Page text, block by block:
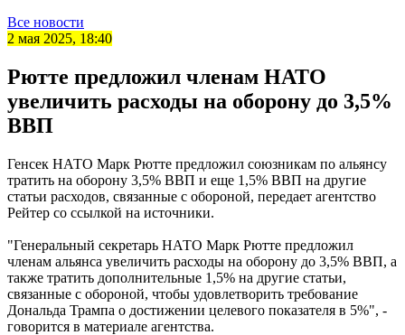
Все новости
2 мая 2025, 18:40
Рютте предложил членам НАТО
увеличить расходы на оборону до 3,5%
ВВП
Генсек НАТО Марк Рютте предложил союзникам по альянсу
тратить на оборону 3,5% ВВП и еще 1,5% ВВП на другие
статьи расходов, связанные с обороной, передает агентство
Рейтер со ссылкой на источники.
"Генеральный секретарь НАТО Марк Рютте предложил
членам альянса увеличить расходы на оборону до 3,5% ВВП, а
также тратить дополнительные 1,5% на другие статьи,
связанные с обороной, чтобы удовлетворить требование
Дональда Трампа о достижении целевого показателя в 5%", -
говорится в материале агентства.